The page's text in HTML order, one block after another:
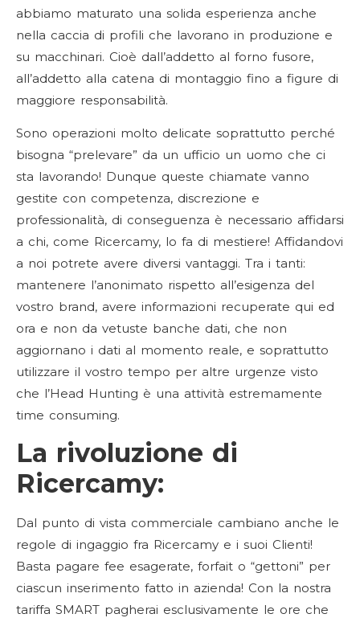
abbiamo maturato una solida esperienza anche
nella caccia di profili che lavorano in produzione e
su macchinari. Cioè dall’addetto al forno fusore,
all’addetto alla catena di montaggio fino a figure di
maggiore responsabilità.
Sono operazioni molto delicate soprattutto perché
bisogna “prelevare” da un ufficio un uomo che ci
sta lavorando! Dunque queste chiamate vanno
gestite con competenza, discrezione e
professionalità, di conseguenza è necessario affidarsi
a chi, come Ricercamy, lo fa di mestiere! Affidandovi
a noi potrete avere diversi vantaggi. Tra i tanti:
mantenere l’anonimato rispetto all’esigenza del
vostro brand, avere informazioni recuperate qui ed
ora e non da vetuste banche dati, che non
aggiornano i dati al momento reale, e soprattutto
utilizzare il vostro tempo per altre urgenze visto
che l’Head Hunting è una attività estremamente
time consuming.
La rivoluzione di
Ricercamy:
Dal punto di vista commerciale cambiano anche le
regole di ingaggio fra Ricercamy e i suoi Clienti!
Basta pagare fee esagerate, forfait o “gettoni” per
ciascun inserimento fatto in azienda! Con la nostra
tariffa SMART pagherai esclusivamente le ore che